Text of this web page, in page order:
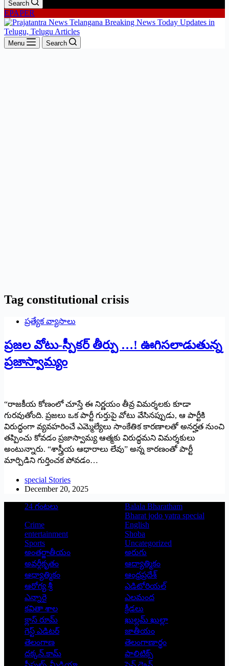
Search
EPAPER
Menu Search
Tag constitutional crisis
ప్రత్యేక వ్యాసాలు
ప్రజల వోటు-స్పీకర్ తీర్పు …! ఊగిసలాడుతున్న
ప్రజాస్వామ్యం
“రాజకీయ కోణంలో చూస్తే ఈ నిర్ణయం తీవ్ర విమర్శలకు కూడా
గురవుతోంది. ప్రజలు ఒక పార్టీ గుర్తుపై వోటు వేసినప్పుడు, ఆ పార్టీకి
విరుద్ధంగా వ్యవహరించే ఎమ్మెల్యేలు సాంకేతిక కారణాలతో అనర్హత నుంచి
తప్పించు కోవడం ప్రజాస్వామ్య ఆత్మకు విరుద్ధమని విమర్శకులు
అంటున్నారు. “శాస్త్రీయ ఆధారాలు లేవు” అన్న కారణంతో పార్టీ
మార్పిడిని గుర్తించక పోవడం…
special Stories
December 20, 2025
24 గంటలు
Balala Bharatham
Bharat jodo yatra special
Crime
English
entertainment
Shoba
Sports
Uncategorized
అంతర్జాతీయం
అరుగు
అవర్గీకృతం
ఆద్యాత్మికం
ఆధ్యాత్మికం
ఆంధ్రప్రదేశ్
ఆరోగ్య శ్రీ
ఎడిటోరియల్
ఎన్నారై
ఎలమంద
కవితా శాల
క్రీడలు
క్లాస్ రూమ్
ఖుల్లమ్ ఖుల్లా
గెస్ట్ ఎడిటర్
జాతీయం
తెలంగాణ
తెలంగాణార్థం
దక్కన్.కామ్
పాలిటిక్స్